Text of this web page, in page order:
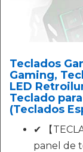
Teclados
Gaming,
LED
Teclado
(Teclados
✔ 【
panel de